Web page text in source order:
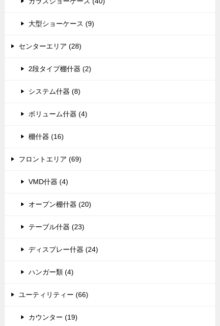
大型ショーケース (9)
センターエリア (28)
2段タイプ棚什器 (2)
システム什器 (8)
ボリューム什器 (4)
棚什器 (16)
フロントエリア (69)
VMD什器 (4)
オープン棚什器 (20)
テーブル什器 (23)
ディスプレー什器 (24)
ハンガー類 (4)
ユーティリティー (66)
カウンター (19)